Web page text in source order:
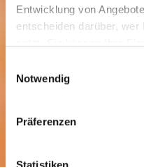
Entwicklung von
entscheiden darüber,
Trigger Symbol ändern
Informationen über
Ihr Gerät durch
Notwendig
Präferenzen
Statistiken